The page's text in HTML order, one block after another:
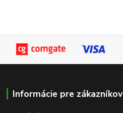
Informácie pre zákazníkov